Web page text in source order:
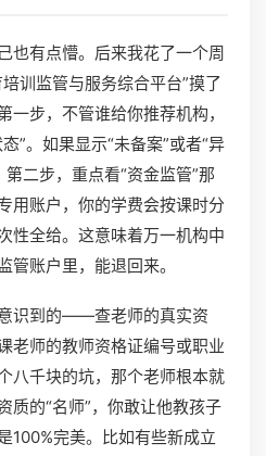
也有点懵。后来我花了一个周
训监管与服务综合平台”摸了
一步，不管谁给你推荐机构，
”。如果显示“未备案”或者“异
二步，重点看“资金监管”那
用账户，你的学费会按课时分
性全给。这意味着万一机构中
管账户里，能退回来。
识到的——查老师的真实资
老师的教师资格证编号或职业
八千块的坑，那个老师根本就
质的“名师”，你敢让他教孩子
100%完美。比如有些新成立